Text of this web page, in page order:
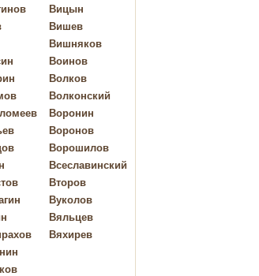
Вицын
Вишев
Вишняков
Воинов
Волков
Волконский
Воронин
Воронов
Ворошилов
Всеславинский
Второв
Вуколов
Вяльцев
Вяхирев